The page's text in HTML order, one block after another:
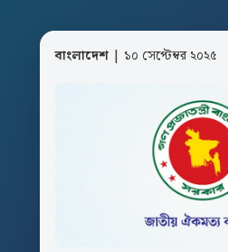
বাংলাদেশ | ১০ সেপ্টেম্বর ২০২৫